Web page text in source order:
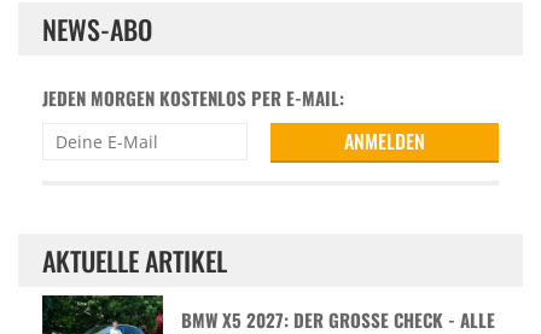
NEWS-ABO
JEDEN MORGEN KOSTENLOS PER E-MAIL:
AKTUELLE ARTIKEL
BMW X5 2027: DER GROSSE CHECK - ALLE D